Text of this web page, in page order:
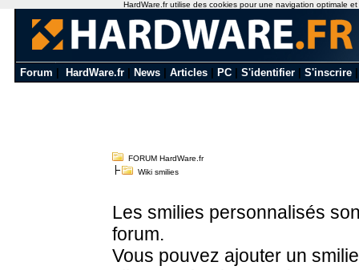
Forum HardWare.fr News Articles PC S'identifier S'inscrire
FORUM HardWare.fr
Wiki smilies
Les smilies personnalisés
forum.
Vous pouvez ajouter un
HardWare.fr utilise des cookies pour une navigation optimale